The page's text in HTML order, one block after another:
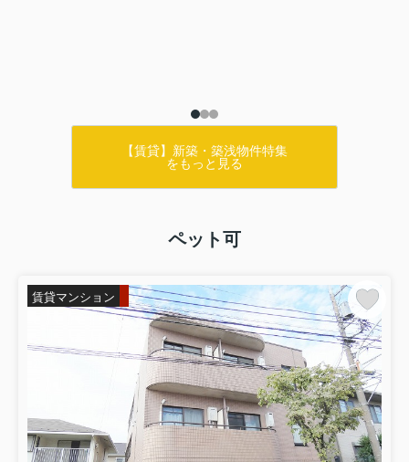
【賃貸】新築・築浅物件特集
をもっと見る
ペット可
賃貸マンション